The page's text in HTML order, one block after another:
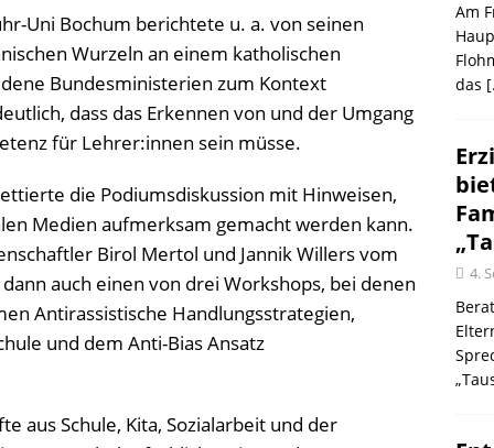
Uni Bochum berichtete u. a. von seinen
Wurzeln an einem katholischen
Bundesministerien zum Kontext
dass das Erkennen von und der Umgang
für Lehrer:innen sein müsse.
die Podiumsdiskussion mit Hinweisen,
Medien aufmerksam gemacht werden kann.
Birol Mertol und Jannik Willers vom
auch einen von drei Workshops, bei denen
Antirassistische Handlungsstrategien,
und dem Anti-Bias Ansatz
aus Schule, Kita, Sozialarbeit und der
Am
das
4.